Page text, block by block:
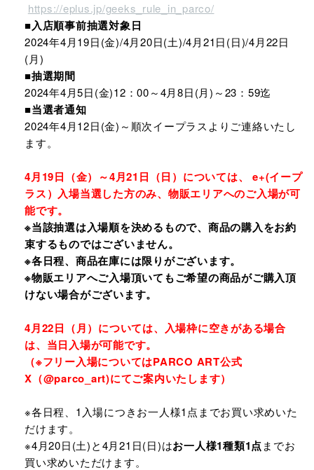
https://eplus.jp/geeks_rule_in_parco/
■入店順事前抽選対象日
2024年4月19日(金)/4月20日(土)/4月21日(日)/4月22日
(月)
■抽選期間
2024年4月5日(金)12：00～4月8日(月)～23：59迄
■当選者通知
2024年4月12日(金)～順次イープラスよりご連絡いたし
ます。
4月19日（金）～4月21日（日）については、 e+(イープ
ラス）入場当選した方のみ、物販エリアへのご入場が可
能です。
※当該抽選は入場順を決めるもので、商品の購入をお約
束するものではございません。
※各日程、商品在庫には限りがございます。
※物販エリアへご入場頂いてもご希望の商品がご購入頂
けない場合がございます。
4月22日（月）については、入場枠に空きがある場合
は、当日入場が可能です。
（※フリー入場についてはPARCO ART公式
X（@parco_art)にてご案内いたします）
※各日程、1入場につきお一人様1点までお買い求めいた
だけます。
※4月20日(土)と4月21日(日)はお一人様1種類1点までお
買い求めいただけます。